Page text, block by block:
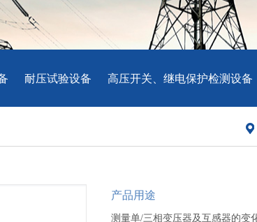
耐压试验设备 高压开关、继电保护检测设备
产品用途
测量单/三相变压器及互感器的变